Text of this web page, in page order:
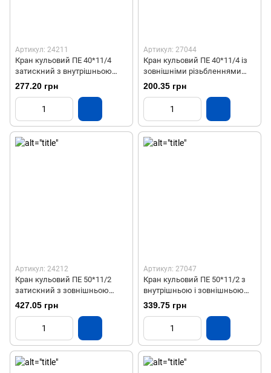
Артикул: 24211
Кран кульовий ПЕ 40*11/4
затискний з внутрішньою
різьбою СТП
277.20 грн
Артикул: 27044
Кран кульовий ПЕ 40*11/4 із
зовнішніми різьбленнями
СТП
200.35 грн
Артикул: 24212
Кран кульовий ПЕ 50*11/2
затискний з зовнішньою
різьбою СТП
427.05 грн
Артикул: 27047
Кран кульовий ПЕ 50*11/2 з
внутрішньою і зовнішньою
різьбою СТП
339.75 грн